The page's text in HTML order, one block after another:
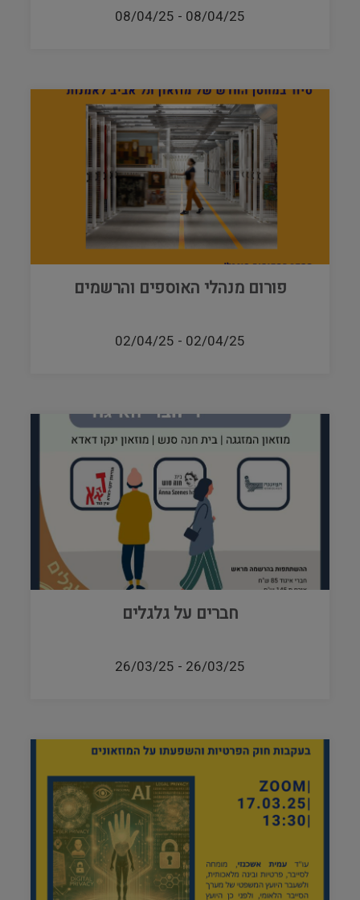
08/04/25
-
08/04/25
פורום מנהלי האוספים והרשמים
02/04/25
-
02/04/25
חברים על גלגלים
26/03/25
-
26/03/25